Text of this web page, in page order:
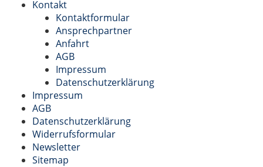
Kontakt
Kontaktformular
Ansprechpartner
Anfahrt
AGB
Impressum
Datenschutzerklärung
Impressum
AGB
Datenschutzerklärung
Widerrufsformular
Newsletter
Sitemap